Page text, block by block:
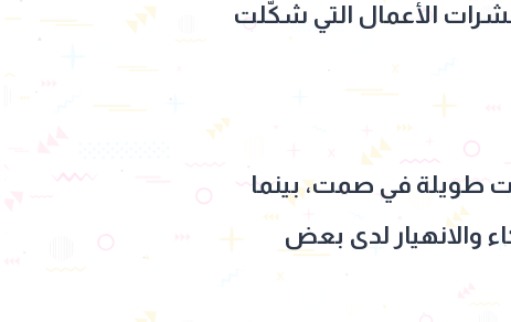
الأعمال التي شكّلت
طويلة في صمت، بينما
والانهيار لدى بعض